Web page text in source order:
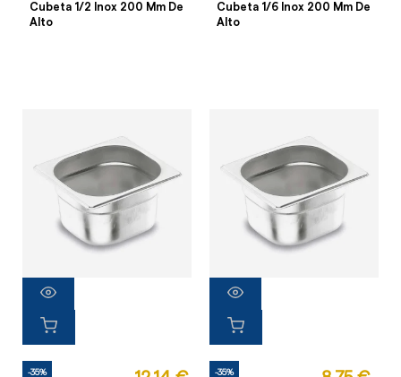
Cubeta 1/2 Inox 200 Mm De
Alto
Cubeta 1/6 Inox 200 Mm De
Alto
-35% -35%